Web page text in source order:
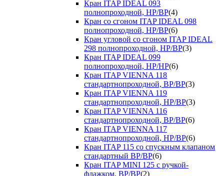
Кран ITAP IDEAL 093
полнопроходной, НР/ВР(4)
Кран со сгоном ITAP IDEAL 098
полнопроходной, НР/ВР(6)
Кран угловой со сгоном ITAP IDEAL
298 полнопроходной, НР/ВР(3)
Кран ITAP IDEAL 099
полнопроходной, НР/НР(6)
Кран ITAP VIENNA 118
стандартнопроходной, ВР/ВР(3)
Кран ITAP VIENNA 119
стандартнопроходной, НР/ВР(3)
Кран ITAP VIENNA 116
стандартнопроходной, ВР/ВР(6)
Кран ITAP VIENNA 117
стандартнопроходной, НР/ВР(6)
Кран ITAP 115 со спускным клапаном
стандартный ВР/ВР(6)
Кран ITAP MINI 125 с ручкой-
флажком, ВР/ВР(2)